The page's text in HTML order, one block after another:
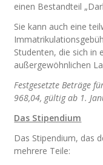
einen Bestandteil
Sie kann auch eine
Studenten, die sich in
außergewöhnlichen
Festgesetzte Beträge
968,04, gültig ab 1.
Das Stipendium
Das Stipendium, das
mehrere Teile: